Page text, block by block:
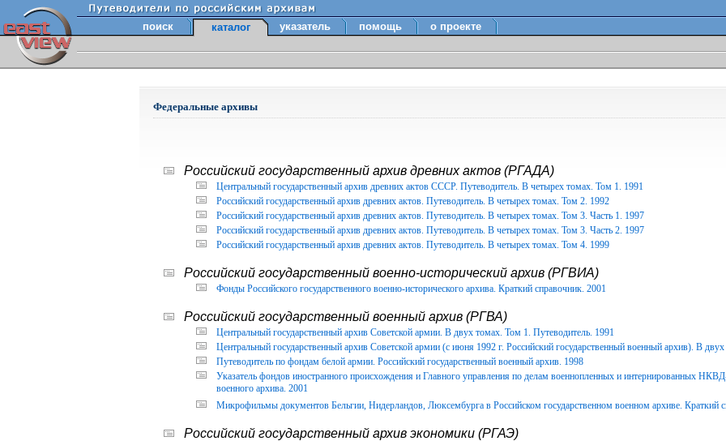
поиск каталог указатель помощь о проекте
Федеральные архивы
Российский государственный архив древних актов (РГАДА)
Центральный государственный архив древних актов СССР. Путеводитель. В четырех томах. Том 1. 1991
Российский государственный архив древних актов. Путеводитель. В четырех томах. Том 2. 1992
Российский государственный архив древних актов. Путеводитель. В четырех томах. Том 3. Часть 1. 1997
Российский государственный архив древних актов. Путеводитель. В четырех томах. Том 3. Часть 2. 1997
Российский государственный архив древних актов. Путеводитель. В четырех томах. Том 4. 1999
Российский государственный военно-исторический архив (РГВИА)
Фонды Российского государственного военно-исторического архива. Краткий справочник. 2001
Российский государственный военный архив (РГВА)
Центральный государственный архив Советской армии. В двух томах. Том 1. Путеводитель. 1991
Центральный государственный архив Советской армии (с июня 1992 г. Российский государственный военный архив). В
Путеводитель по фондам белой армии. Российский государственный военный архив. 1998
Указатель фондов иностранного происхождения и Главного управления по делам военнопленных и интернированных
военного архива. 2001
Микрофильмы документов Бельгии, Нидерландов, Люксембурга в Российском государственном военном архиве. Краткий
Российский государственный архив экономики (РГАЭ)